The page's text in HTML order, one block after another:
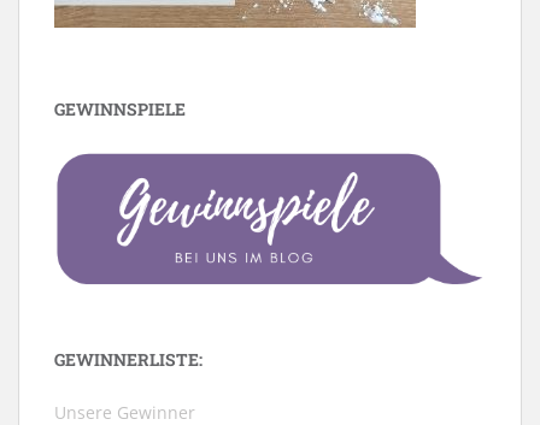
GEWINNSPIELE
GEWINNERLISTE:
Unsere Gewinner